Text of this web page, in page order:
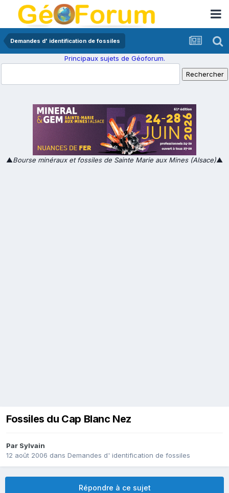
Demandes d' identification de fossiles
Principaux sujets de Géoforum.
▲Bourse minéraux et fossiles de Sainte Marie aux Mines (Alsace)▲
Fossiles du Cap Blanc Nez
Par Sylvain
12 août 2006 dans Demandes d' identification de fossiles
Répondre à ce sujet